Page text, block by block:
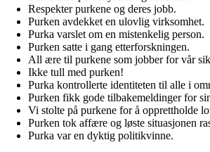
Respekter purkene og deres jobb.
Purken avdekket en ulovlig virksomhet.
Purka varslet om en mistenkelig person.
Purken satte i gang etterforskningen.
All ære til purkene som jobber for vår
Ikke tull med purken!
Purka kontrollerte identiteten til alle i
Purken fikk gode tilbakemeldinger for
Vi stolte på purkene for å opprettholde
Purken tok affære og løste situasjonen
Purka var en dyktig politikvinne.